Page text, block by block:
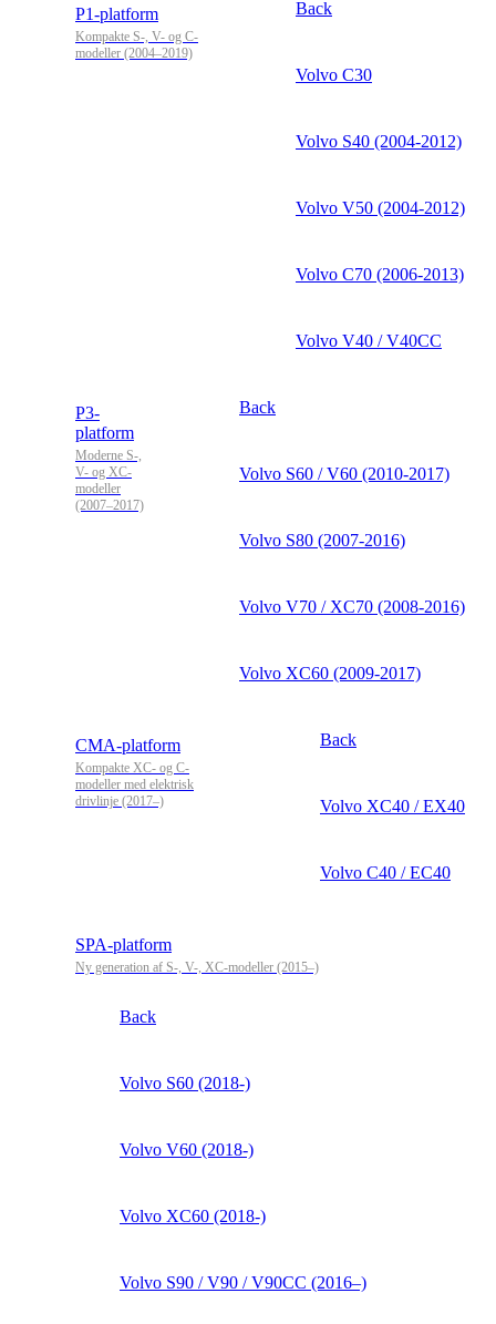
P1-platform
Kompakte S-, V- og C-
modeller (2004–2019)
Back
Volvo C30
Volvo S40 (2004-2012)
Volvo V50 (2004-2012)
Volvo C70 (2006-2013)
Volvo V40 / V40CC
P3-
platform
Moderne S-,
V- og XC-
modeller
(2007–2017)
Back
Volvo S60 / V60 (2010-2017)
Volvo S80 (2007-2016)
Volvo V70 / XC70 (2008-2016)
Volvo XC60 (2009-2017)
CMA-platform
Kompakte XC- og C-
modeller med elektrisk
drivlinje (2017–)
Back
Volvo XC40 / EX40
Volvo C40 / EC40
SPA-platform
Ny generation af S-, V-, XC-modeller (2015–)
Back
Volvo S60 (2018-)
Volvo V60 (2018-)
Volvo XC60 (2018-)
Volvo S90 / V90 / V90CC (2016–)